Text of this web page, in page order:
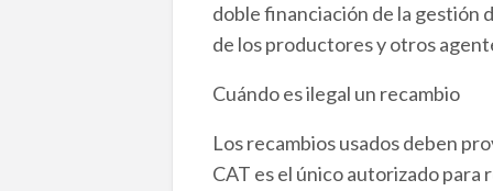
doble financiación de la gestión
de los productores y otros
Cuándo es ilegal un recambio
Los recambios usados deben
CAT es el único autorizado